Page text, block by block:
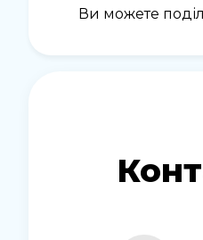
Ви можете